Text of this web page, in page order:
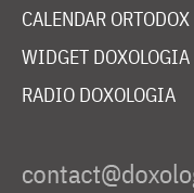
CALENDAR ORTODOX
WIDGET DOXOLOGIA
RADIO DOXOLOGIA